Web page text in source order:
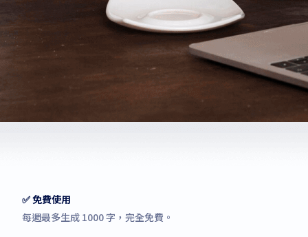
✅ 免費使用
每週最多生成 1000 字，完全免費。